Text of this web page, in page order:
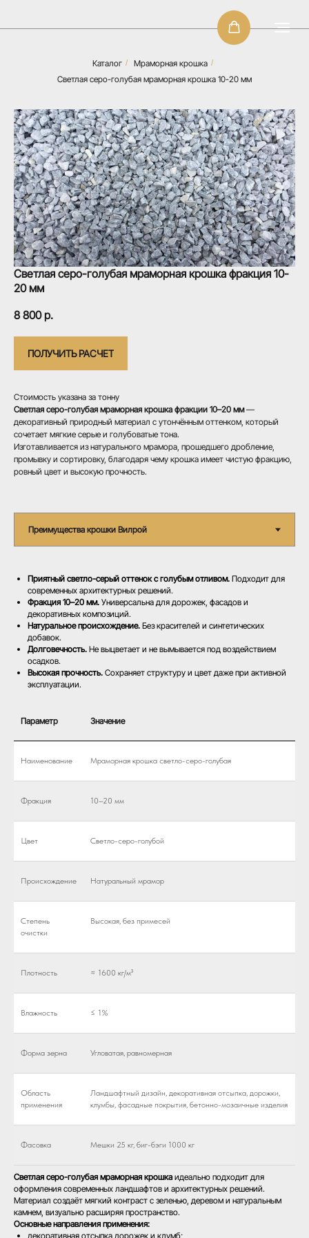
Каталог / Мраморная крошка /
Светлая серо-голубая мраморная крошка 10-20 мм
Светлая серо-голубая мраморная крошка фракция 10-
20 мм
8 800 р.
ПОЛУЧИТЬ РАСЧЕТ
Стоимость указана за тонну
Светлая серо-голубая мраморная крошка фракции 10–20 мм—
декоративный природный материал с утончённым оттенком, который
сочетает мягкие серые и голубоватые тона.
Изготавливается из натурального мрамора, прошедшего дробление,
промывку и сортировку, благодаря чему крошка имеет чистую фракцию,
ровный цвет и высокую прочность.
Приятный светло-серый оттенок с голубым отливом. Подходит для
современных архитектурных решений.
Фракция 10–20 мм. Универсальна для дорожек, фасадов и
декоративных композиций.
Натуральное происхождение. Без красителей и синтетических
добавок.
Долговечность. Не выцветает и не вымывается под воздействием
осадков.
Высокая прочность. Сохраняет структуру и цвет даже при активной
эксплуатации.
Параметр Значение
Наименование Мраморная крошка светло-серо-голубая
Фракция 10–20 мм
Цвет Светло-серо-голубой
Происхождение Натуральный мрамор
Степень
очистки
Высокая, без примесей
Плотность ≈ 1600 кг/м³
Влажность ≤ 1%
Форма зерна Угловатая, равномерная
Область
применения
Ландшафтный дизайн, декоративная отсыпка, дорожки,
клумбы, фасадные покрытия, бетонно-мозаичные изделия
Фасовка Мешки 25 кг, биг-бэги 1000 кг
Светлая серо-голубая мраморная крошка идеально подходит для
оформления современных ландшафтов и архитектурных решений.
Материал создаёт мягкий контраст с зеленью, деревом и натуральным
камнем, визуально расширяя пространство.
Основные направления применения:
декоративная отсыпка дорожек и клумб;